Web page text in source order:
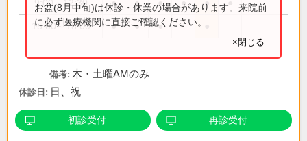
9:00～12:30 ● ● ● ● ● ●
15:00～18:00 ● ● ●
お盆(8月中旬)は休診・休業の場合があります。来院前
に必ず医療機関に直接ご確認ください。
×閉じる
備考: 木・土曜AMのみ
休診日: 日、祝
初診受付 再診受付